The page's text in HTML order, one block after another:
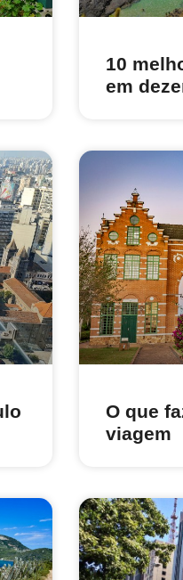
10
em
O que
viagem